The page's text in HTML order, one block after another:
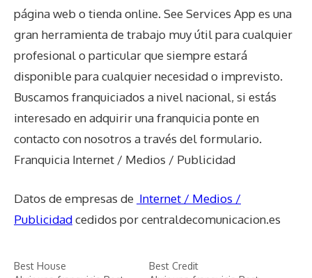
página web o tienda online. See Services App es una
gran herramienta de trabajo muy útil para cualquier
profesional o particular que siempre estará
disponible para cualquier necesidad o imprevisto.
Buscamos franquiciados a nivel nacional, si estás
interesado en adquirir una franquicia ponte en
contacto con nosotros a través del formulario.
Franquicia Internet / Medios / Publicidad
Datos de empresas de Internet / Medios /
Publicidadcedidos por centraldecomunicacion.es
Best House
Best Credit